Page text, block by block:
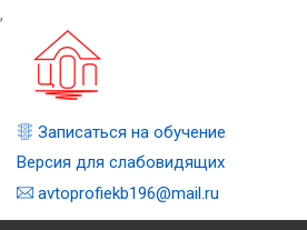
,
Записаться на обучение
Версия для слабовидящих
avtoprofiekb196@mail.ru